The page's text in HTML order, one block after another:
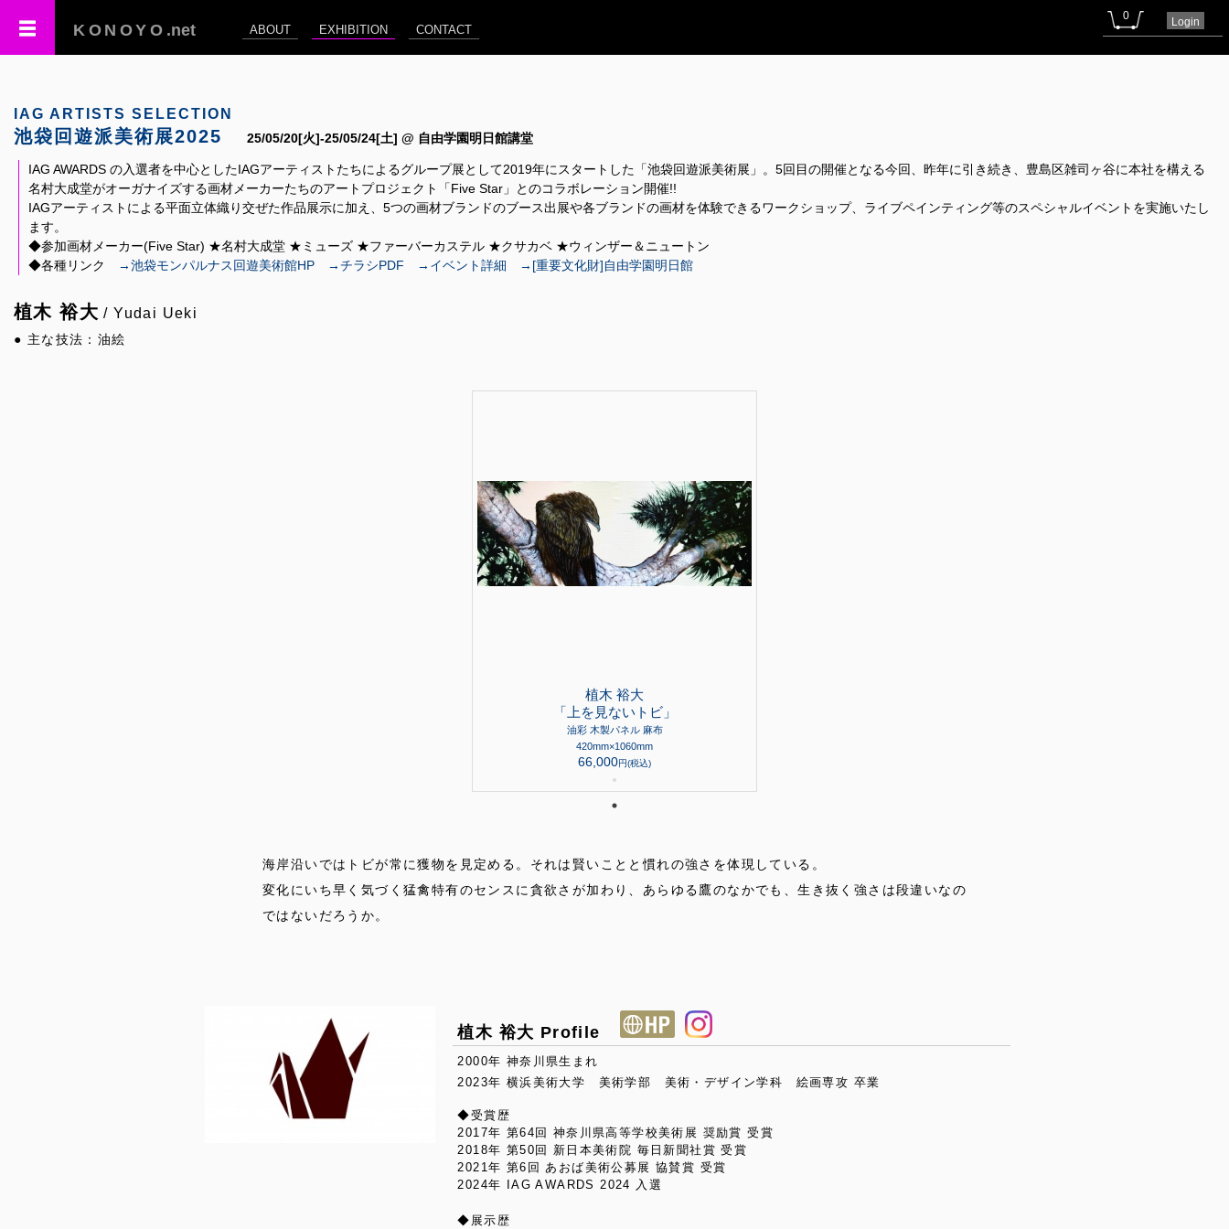
KONOYO .net ABOUT EXHIBITION CONTACT
0 Login
IAG ARTISTS SELECTION
池袋回遊派美術展2025 25/05/20[火]-25/05/24[土] @ 自由学園明日館講堂
IAG AWARDS の入選者を中心としたIAGアーティストたちによるグループ展として2019年にスタートした「池袋回遊派美術展」。5回目の開催となる今回、昨年に引き続き、豊島区雑司ヶ谷に本社を構える
名村大成堂がオーガナイズする画材メーカーたちのアートプロジェクト「Five Star」とのコラボレーション開催!!
IAGアーティストによる平面立体織り交ぜた作品展示に加え、5つの画材ブランドのブース出展や各ブランドの画材を体験できるワークショップ、ライブペインティング等のスペシャルイベントを実施いたし
ます。
◆参加画材メーカー(Five Star) ★名村大成堂 ★ミューズ ★ファーバーカステル ★クサカベ ★ウィンザー＆ニュートン
◆各種リンク
→池袋モンパルナス回遊美術館HP →チラシPDF →イベント詳細 →[重要文化財]自由学園明日館
植木 裕大 / Yudai Ueki
● 主な技法：油絵
植木 裕大
「上を見ないトビ」
油彩 木製パネル 麻布
420mm×1060mm
66,000円(税込)
●
海岸沿いではトビが常に獲物を見定める。それは賢いことと慣れの強さを体現している。
変化にいち早く気づく猛禽特有のセンスに貪欲さが加わり、あらゆる鷹のなかでも、生き抜く強さは段違いなの
ではないだろうか。
植木 裕大 Profile
2000年 神奈川県生まれ
2023年 横浜美術大学 美術学部 美術・デザイン学科 絵画専攻 卒業
◆受賞歴
2017年 第64回 神奈川県高等学校美術展 奨励賞 受賞
2018年 第50回 新日本美術院 毎日新聞社賞 受賞
2021年 第6回 あおば美術公募展 協賛賞 受賞
2024年 IAG AWARDS 2024 入選
◆展示歴